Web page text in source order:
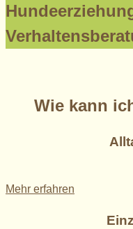
Wie kann
Mehr erfahren